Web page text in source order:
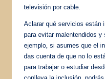
televisión por cable.
Aclarar qué servicios están
para evitar malentendidos y
ejemplo, si asumes que el
das cuenta de que no lo
para trabajar o estudiar